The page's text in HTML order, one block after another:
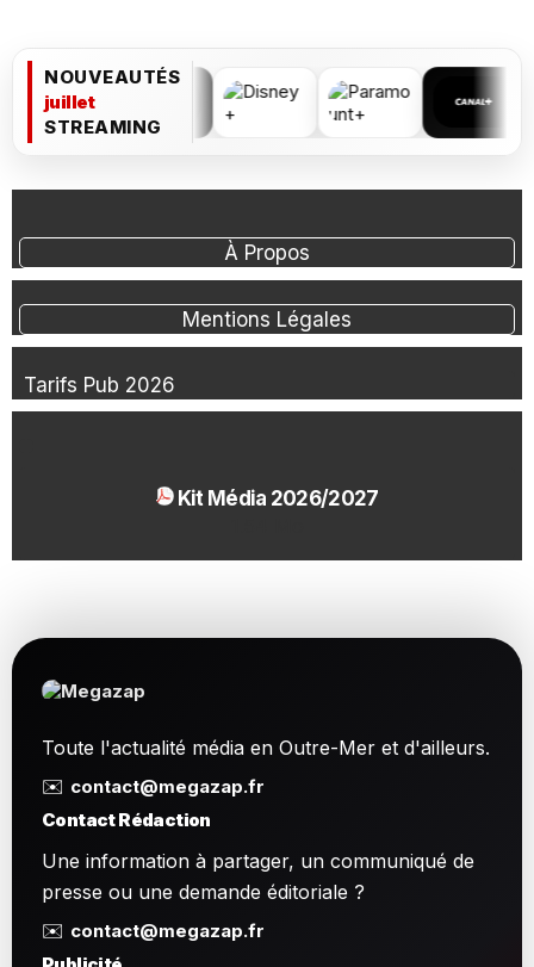
NOUVEAUTÉS
juillet
STREAMING
À Propos
Mentions Légales
Tarifs Pub 2026
Kit Média 2026/2027
Toute l'actualité média en Outre-Mer et d'ailleurs.
✉️ contact@megazap.fr
Contact Rédaction
Une information à partager, un communiqué de
presse ou une demande éditoriale ?
✉️ contact@megazap.fr